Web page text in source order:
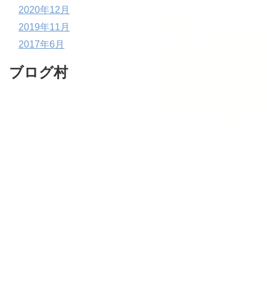
2020年12月
2019年11月
2017年6月
ブログ村